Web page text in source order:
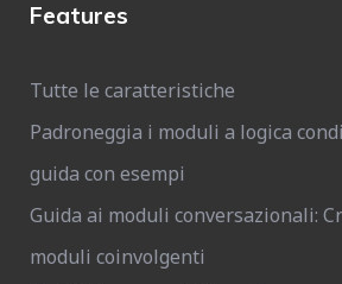
Features
Tutte le caratteristiche
Padroneggia i moduli a logica
guida con esempi
Guida ai moduli conversazionali:
moduli coinvolgenti